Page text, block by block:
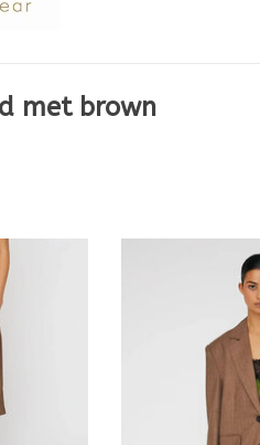
met brown
-
STELLA NOVA
TOEVOEGEN